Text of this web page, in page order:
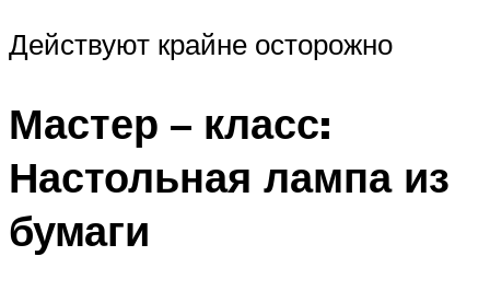
Действуют крайне осторожно
Мастер – класс:
Настольная лампа из
бумаги